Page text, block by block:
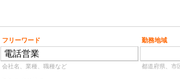
フリーワード 勤務地域
会社名、業種、職種など 都道府県、市